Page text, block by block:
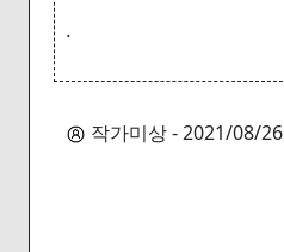
.
작가미상 - 2021/08/26